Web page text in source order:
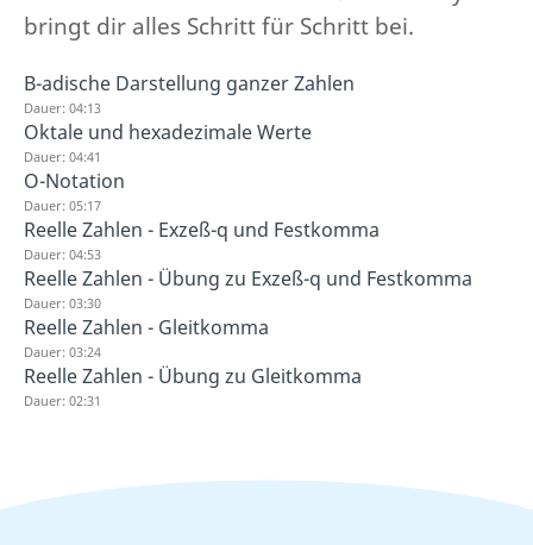
bringt dir alles Schritt für Schritt bei.
B-adische Darstellung ganzer Zahlen
Dauer: 04:13
Oktale und hexadezimale Werte
Dauer: 04:41
O-Notation
Dauer: 05:17
Reelle Zahlen - Exzeß-q und Festkomma
Dauer: 04:53
Reelle Zahlen - Übung zu Exzeß-q und Festkomma
Dauer: 03:30
Reelle Zahlen - Gleitkomma
Dauer: 03:24
Reelle Zahlen - Übung zu Gleitkomma
Dauer: 02:31